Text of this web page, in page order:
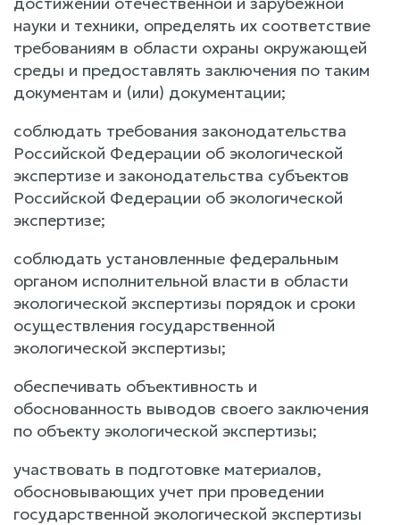
науки и техники, определять их соответствие
требованиям в области охраны окружающей
среды и предоставлять заключения по таким
документам и (или) документации;
соблюдать требования законодательства
Российской Федерации об экологической
экспертизе и законодательства субъектов
Российской Федерации об экологической
экспертизе;
соблюдать установленные федеральным
органом исполнительной власти в области
экологической экспертизы порядок и сроки
осуществления государственной
экологической экспертизы;
обеспечивать объективность и
обоснованность выводов своего заключения
по объекту экологической экспертизы;
участвовать в подготовке материалов,
обосновывающих учет при проведении
государственной экологической экспертизы